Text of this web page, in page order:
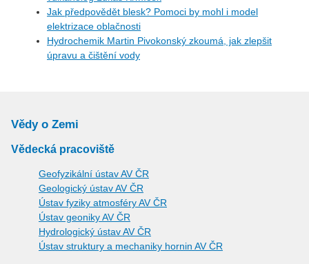
Jak předpovědět blesk? Pomoci by mohl i model
elektrizace oblačnosti
Hydrochemik Martin Pivokonský zkoumá, jak zlepšit
úpravu a čištění vody
Vědy o Zemi
Vědecká pracoviště
Geofyzikální ústav AV ČR
Geologický ústav AV ČR
Ústav fyziky atmosféry AV ČR
Ústav geoniky AV ČR
Hydrologický ústav AV ČR
Ústav struktury a mechaniky hornin AV ČR